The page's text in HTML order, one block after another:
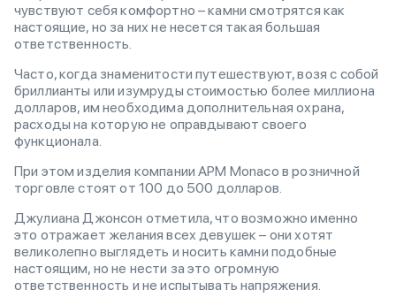
чувствуют себя комфортно – камни смотрятся как
настоящие, но за них не несется такая большая
ответственность.
Часто, когда знаменитости путешествуют, возя с собой
бриллианты или изумруды стоимостью более миллиона
долларов, им необходима дополнительная охрана,
расходы на которую не оправдывают своего
функционала.
При этом изделия компании APM Monaco в розничной
торговле стоят от 100 до 500 долларов.
Джулиана Джонсон отметила, что возможно именно
это отражает желания всех девушек – они хотят
великолепно выглядеть и носить камни подобные
настоящим, но не нести за это огромную
ответственность и не испытывать напряжения.